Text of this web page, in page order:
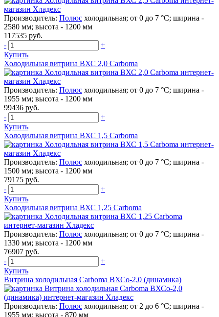
Производитель: Полюс холодильная; от 0 до 7 °C; ширина -
2580 мм; высота - 1200 мм
117535 руб.
-
+
Купить
Холодильная витрина ВХС 2,0 Carboma
Производитель: Полюс холодильная; от 0 до 7 °C; ширина -
1955 мм; высота - 1200 мм
99436 руб.
-
+
Купить
Холодильная витрина ВХС 1,5 Carboma
Производитель: Полюс холодильная; от 0 до 7 °C; ширина -
1500 мм; высота - 1200 мм
79175 руб.
-
+
Купить
Холодильная витрина ВХС 1,25 Carboma
Производитель: Полюс холодильная; от 0 до 7 °C; ширина -
1330 мм; высота - 1200 мм
76907 руб.
-
+
Купить
Витрина холодильная Carboma ВХСо-2,0 (динамика)
Производитель: Полюс холодильная; от 2 до 6 °C; ширина -
1955 мм; высота - 870 мм